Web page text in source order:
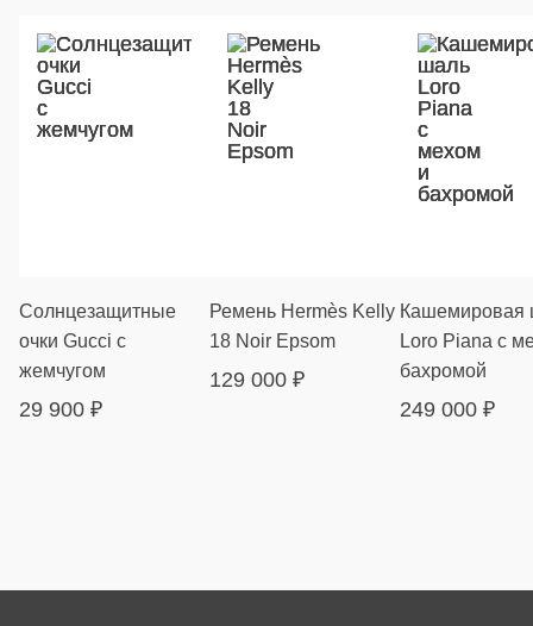
Солнцезащитные
очки Gucci с
жемчугом
29 900 ₽
Ремень Hermès Kelly
18 Noir Epsom
129 000 ₽
Кашемировая
Loro Piana с
бахромой
249 000 ₽